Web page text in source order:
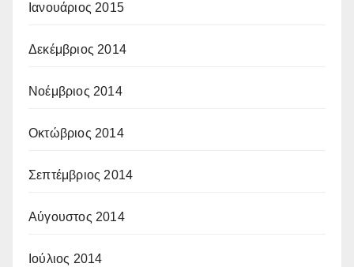
Ιανουάριος 2015
Δεκέμβριος 2014
Νοέμβριος 2014
Οκτώβριος 2014
Σεπτέμβριος 2014
Αύγουστος 2014
Ιούλιος 2014